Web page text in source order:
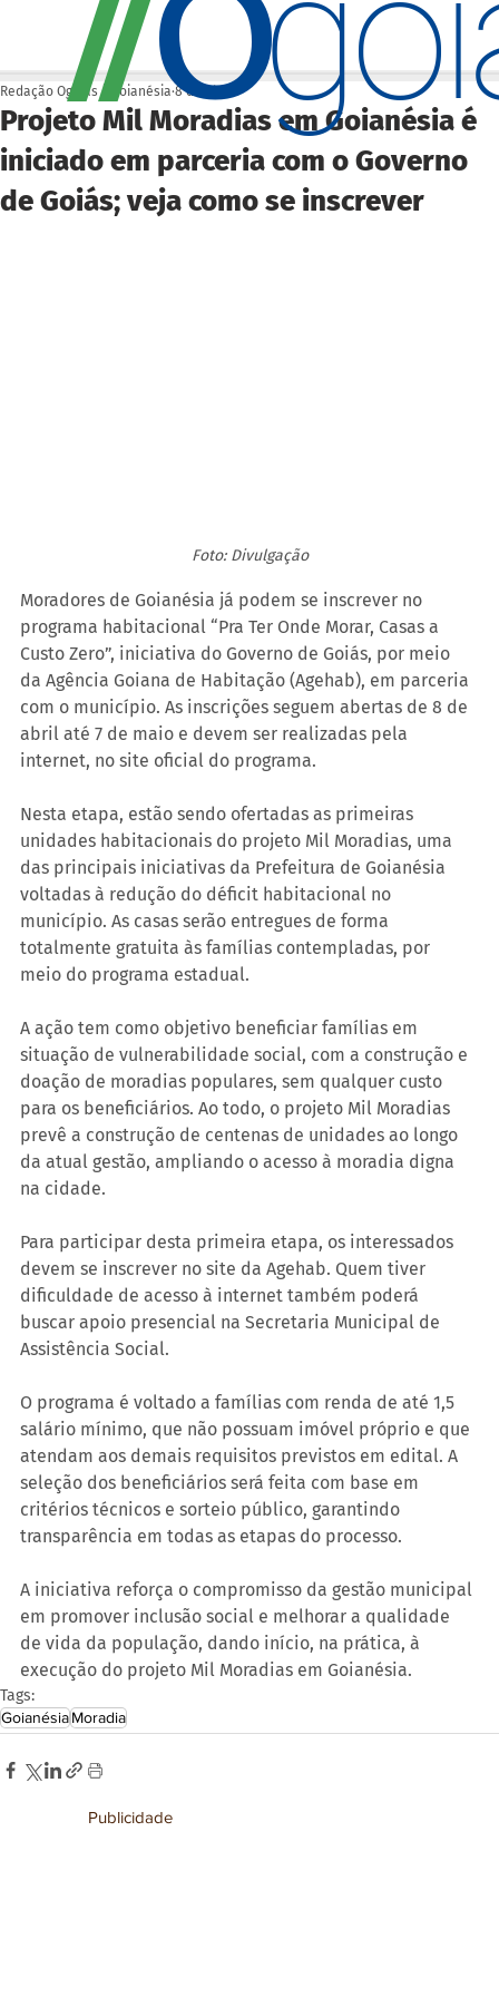
Projeto Mil Moradias em Goianésia é
iniciado em parceria com o Governo
de Goiás; veja como se inscrever
Redação Ogoiás | Goianésia 8 de abr.
Foto: Divulgação
Moradores de Goianésia já podem se inscrever no
programa habitacional “Pra Ter Onde Morar, Casas a
Custo Zero”, iniciativa do Governo de Goiás, por meio
da Agência Goiana de Habitação (Agehab), em parceria
com o município. As inscrições seguem abertas de 8 de
abril até 7 de maio e devem ser realizadas pela
internet, no site oficial do programa.
Nesta etapa, estão sendo ofertadas as primeiras
unidades habitacionais do projeto Mil Moradias, uma
das principais iniciativas da Prefeitura de Goianésia
voltadas à redução do déficit habitacional no
município. As casas serão entregues de forma
totalmente gratuita às famílias contempladas, por
meio do programa estadual.
A ação tem como objetivo beneficiar famílias em
situação de vulnerabilidade social, com a construção e
doação de moradias populares, sem qualquer custo
para os beneficiários. Ao todo, o projeto Mil Moradias
prevê a construção de centenas de unidades ao longo
da atual gestão, ampliando o acesso à moradia digna
na cidade.
Para participar desta primeira etapa, os interessados
devem se inscrever no site da Agehab. Quem tiver
dificuldade de acesso à internet também poderá
buscar apoio presencial na Secretaria Municipal de
Assistência Social.
O programa é voltado a famílias com renda de até 1,5
salário mínimo, que não possuam imóvel próprio e que
atendam aos demais requisitos previstos em edital. A
seleção dos beneficiários será feita com base em
critérios técnicos e sorteio público, garantindo
transparência em todas as etapas do processo.
A iniciativa reforça o compromisso da gestão municipal
em promover inclusão social e melhorar a qualidade
de vida da população, dando início, na prática, à
execução do projeto Mil Moradias em Goianésia.
Tags:
GoianésiaMoradia
Publicidade